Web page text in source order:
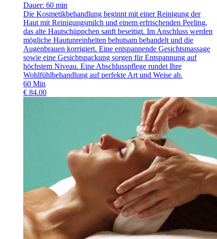
Dauer: 60 min
Die Kosmetikbehandlung beginnt mit einer Reinigung der
Haut mit Reinigungsmilch und einem erfrischenden Peeling,
das alte Hautschüppchen sanft beseitigt. Im Anschluss werden
mögliche Hautunreinheiten behutsam behandelt und die
Augenbrauen korrigiert. Eine entspannende Gesichtsmassage
sowie eine Gesichtspackung sorgen für Entspannung auf
höchstem Niveau. Eine Abschlusspflege rundet Ihre
Wohlfühlbehandlung auf perfekte Art und Weise ab.
60 Min
€ 84.00